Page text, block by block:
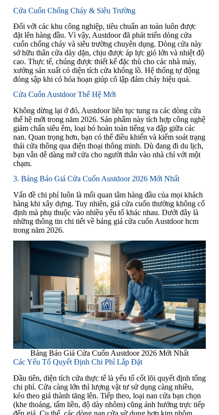
Cửa Cuốn Chống Cháy & Siêu Trường
Đối với các khu công nghiệp, tiêu chuẩn an toàn luôn được
đặt lên hàng đầu. Vì vậy, Austdoor đã phát triển dòng cửa
cuốn chống cháy và siêu trường chuyên dụng. Dòng cửa này
sở hữu thân cửa dày dặn, chịu được áp lực gió lớn và nhiệt độ
cao. Thực tế, chúng được thiết kế đặc thù cho các nhà máy,
xưởng sản xuất có diện tích cửa khổng lồ. Hệ thống tự động
đóng sập khi có hỏa hoạn giúp cô lập đám cháy hiệu quả.
Cửa Cuốn Austdoor Thế Hệ Mới
Không dừng lại ở đó, Austdoor liên tục tung ra các dòng cửa
thế hệ mới trong năm 2026. Sản phẩm này tích hợp công nghệ
giảm chấn siêu êm, loại bỏ hoàn toàn tiếng va đập giữa các
nan. Quan trọng hơn, bạn có thể điều khiển và kiểm soát trạng
thái cửa thông qua điện thoại thông minh. Dù đang đi du lịch,
bạn vẫn dễ dàng mở cửa cho người thân vào nhà chỉ với một
chạm.
3. Bảng Báo Giá Cửa Cuốn Austdoor 2026 Mới Nhất
Vấn đề chi phí luôn là mối quan tâm hàng đầu của mọi khách
hàng khi xây dựng. Tuy nhiên, giá cửa cuốn thường không cố
định mà phụ thuộc vào nhiều yếu tố khác nhau. Dưới đây là
những thông tin chi tiết về bảng giá cửa cuốn Austdoor hcm
trong năm 2026.
Bảng Báo Giá Cửa Cuốn Austdoor 2026 Mới Nhất
Các Yếu Tố Quyết Định Chi Phí Lắp Đặt
Đầu tiên, diện tích cửa thực tế là yếu tố cốt lõi quyết định tổng
chi phí. Cửa càng lớn thì lượng vật tư sử dụng càng nhiều,
kéo theo giá thành tăng lên. Tiếp theo, loại nan cửa bạn chọn
(khe thoáng, tấm liền, độ dày nhôm) cũng ảnh hưởng trực tiếp
đến giá. Cụ thể, các dòng nan cửa sử dụng hợp kim nhôm